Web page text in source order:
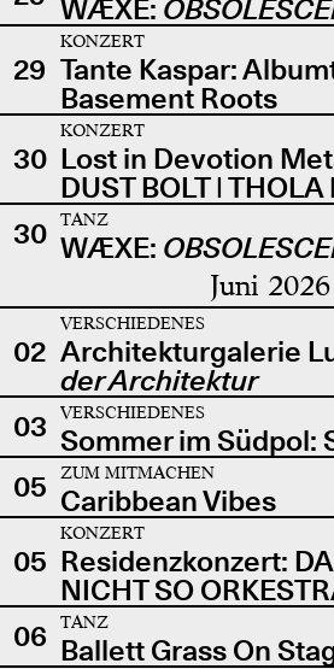
WÆXE:
29
KONZERT
Tante Kaspar:
Basement Roots
30
KONZERT
Lost in Devotion
DUST BOLT | THOLA
30
TANZ
WÆXE:
Juni 2026
02
VERSCHIEDENES
Architekturgalerie
der Architektur
03
VERSCHIEDENES
Sommer im Südpol:
05
ZUM MITMACHEN
Caribbean Vibes
05
KONZERT
Residenzkonzert:
NICHT SO
06
TANZ
Ballett Grass On